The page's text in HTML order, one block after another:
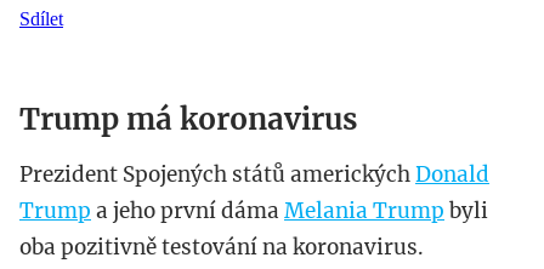
Sdílet
Trump má koronavirus
Prezident Spojených států americkýchDonald
Trump a jeho první dáma Melania Trump byli
oba pozitivně testování na koronavirus.